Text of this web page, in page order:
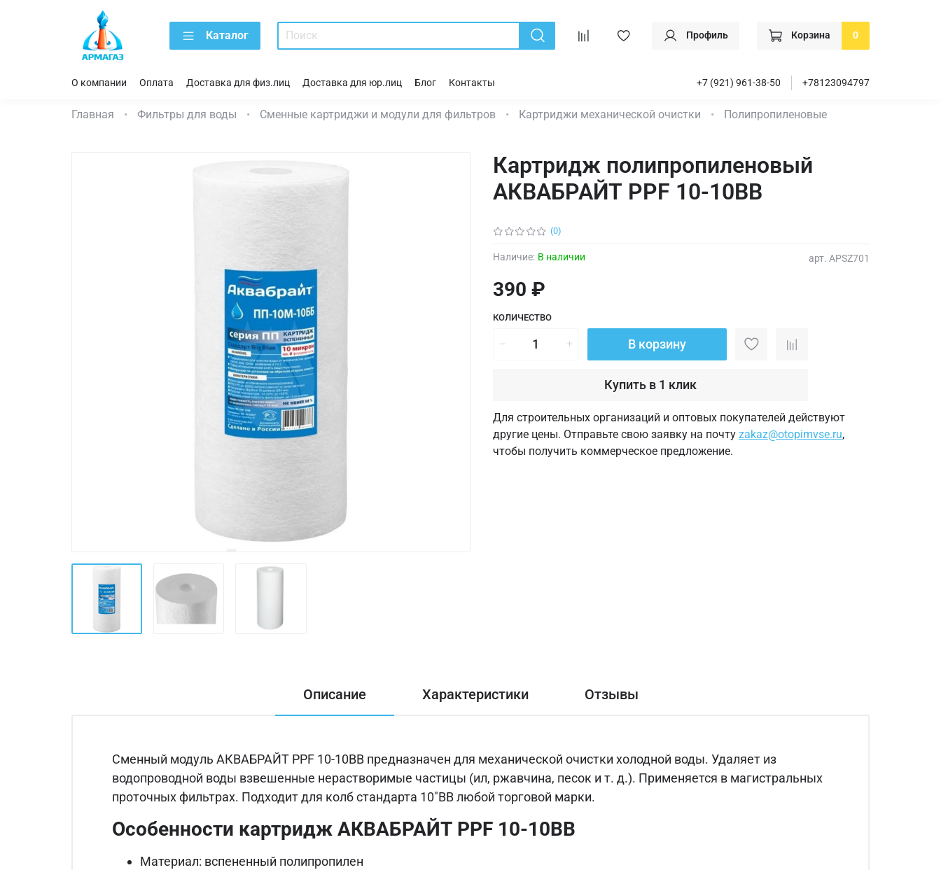
Каталог Профиль Корзина 0
О компании Оплата Доставка для физ.лиц Доставка для юр.лиц Блог Контакты +7 (921) 961-38-50 +78123094797
Главная Фильтры для воды Сменные картриджи и модули для фильтров Картриджи механической очистки Полипропиленовые
(0)
арт. APSZ701
Наличие: В наличии
Картридж полипропиленовый
АКВАБРАЙТ PPF 10-10ВВ
390 ₽
КОЛИЧЕСТВО
В корзину
Купить в 1 клик
Для строительных организаций и оптовых покупателей действуют
другие цены. Отправьте свою заявку на почту zakaz@otopimvse.ru,
чтобы получить коммерческое предложение.
Описание Характеристики Отзывы
Сменный модуль АКВАБРАЙТ PPF 10-10ВВ предназначен для механической очистки холодной воды. Удаляет из
водопроводной воды взвешенные нерастворимые частицы (ил, ржавчина, песок и т. д.). Применяется в магистральных
проточных фильтрах. Подходит для колб стандарта 10"BB любой торговой марки.
Особенности картридж АКВАБРАЙТ PPF 10-10ВВ
Материал: вспененный полипропилен